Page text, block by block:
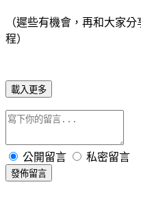
（遲些有機會，再和大家
程）
載入更多
公開留言 私密留言
發佈留言